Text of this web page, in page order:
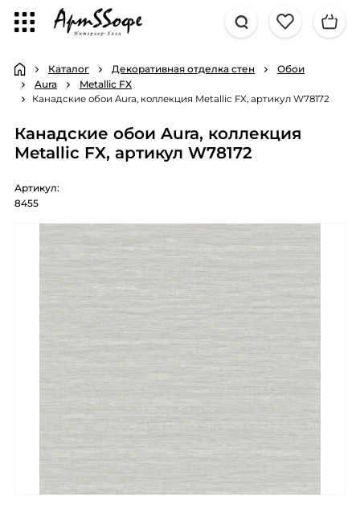
Каталог Декоративная отделка стен
Обои
Aura
Metallic FX
Канадские обои Aura, коллекция Metallic FX, артикул W78172
Канадские обои Aura, коллекция
Metallic FX, артикул W78172
Артикул:
8455